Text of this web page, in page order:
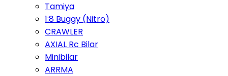
Tamiya
1:8 Buggy (Nitro)
CRAWLER
AXIAL Rc Bilar
Minibilar
ARRMA